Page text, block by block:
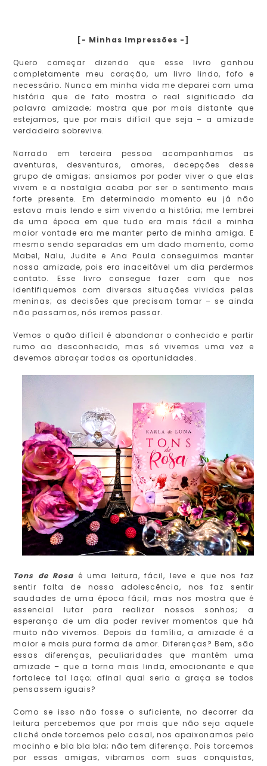
[- Minhas Impressões -]
Quero começar dizendo que esse livro ganhou
completamente meu coração, um livro lindo, fofo e
necessário. Nunca em minha vida me deparei com uma
história que de fato mostra o real significado da
palavra amizade; mostra que por mais distante que
estejamos, que por mais difícil que seja – a amizade
verdadeira sobrevive.
Narrado em terceira pessoa acompanhamos as
aventuras, desventuras, amores, decepções desse
grupo de amigas; ansiamos por poder viver o que elas
vivem e a nostalgia acaba por ser o sentimento mais
forte presente. Em determinado momento eu já não
estava mais lendo e sim vivendo a história; me lembrei
de uma época em que tudo era mais fácil e minha
maior vontade era me manter perto de minha amiga. E
mesmo sendo separadas em um dado momento, como
Mabel, Nalu, Judite e Ana Paula conseguimos manter
nossa amizade, pois era inaceitável um dia perdermos
contato. Esse livro consegue fazer com que nos
identifiquemos com diversas situações vividas pelas
meninas; as decisões que precisam tomar – se ainda
não passamos, nós iremos passar.
Vemos o quão difícil é abandonar o conhecido e partir
rumo ao desconhecido, mas só vivemos uma vez e
devemos abraçar todas as oportunidades.
Tons de Rosa é uma leitura, fácil, leve e que nos faz
sentir falta de nossa adolescência, nos faz sentir
saudades de uma época fácil; mas nos mostra que é
essencial lutar para realizar nossos sonhos; a
esperança de um dia poder reviver momentos que há
muito não vivemos. Depois da família, a amizade é a
maior e mais pura forma de amor. Diferenças? Bem, são
essas diferenças, peculiaridades que mantém uma
amizade – que a torna mais linda, emocionante e que
fortalece tal laço; afinal qual seria a graça se todos
pensassem iguais?
Como se isso não fosse o suficiente, no decorrer da
leitura percebemos que por mais que não seja aquele
clichê onde torcemos pelo casal, nos apaixonamos pelo
mocinho e bla bla bla; não tem diferença. Pois torcemos
por essas amigas, vibramos com suas conquistas,